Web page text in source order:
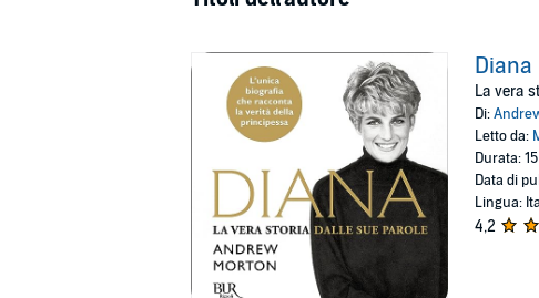
Diana
La vera
Di:
Letto da:
Durata:
Data di
Lingua:
4,2